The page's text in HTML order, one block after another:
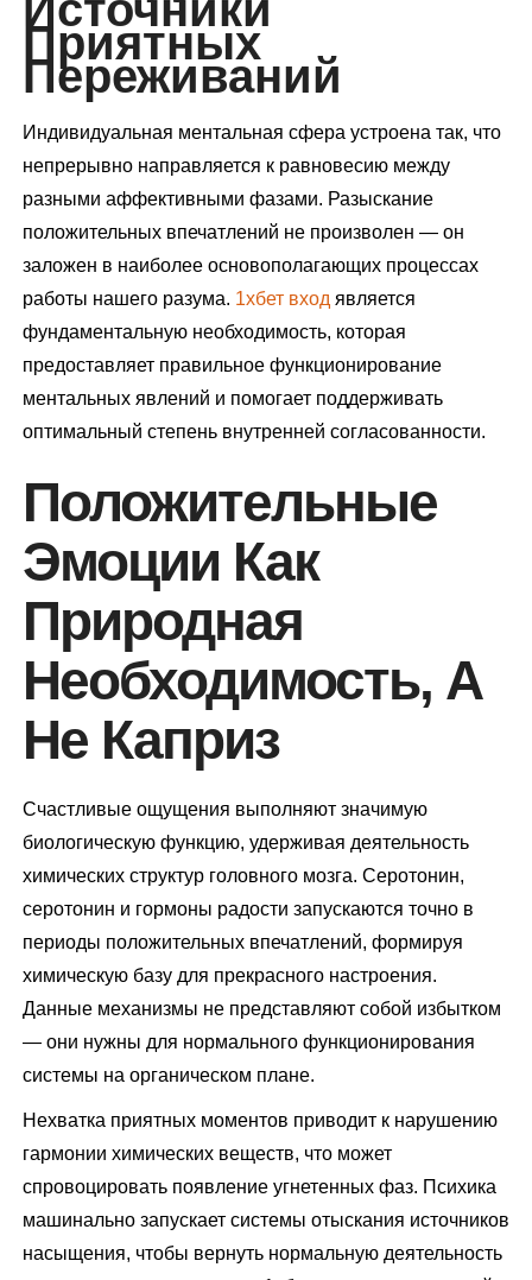
Приятных
Переживаний
Индивидуальная ментальная сфера устроена так, что
непрерывно направляется к равновесию между
разными аффективными фазами. Разыскание
положительных впечатлений не произволен — он
заложен в наиболее основополагающих процессах
работы нашего разума. 1хбет вход является
фундаментальную необходимость, которая
предоставляет правильное функционирование
ментальных явлений и помогает поддерживать
оптимальный степень внутренней согласованности.
Положительные
Эмоции Как
Природная
Необходимость, А
Не Каприз
Счастливые ощущения выполняют значимую
биологическую функцию, удерживая деятельность
химических структур головного мозга. Серотонин,
серотонин и гормоны радости запускаются точно в
периоды положительных впечатлений, формируя
химическую базу для прекрасного настроения.
Данные механизмы не представляют собой избытком
— они нужны для нормального функционирования
системы на органическом плане.
Нехватка приятных моментов приводит к нарушению
гармонии химических веществ, что может
спровоцировать появление угнетенных фаз. Психика
машинально запускает системы отыскания источников
насыщения, чтобы вернуть нормальную деятельность